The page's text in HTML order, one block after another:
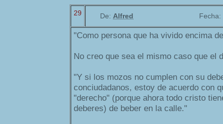
29 De: Alfred Fecha:
"Como persona que ha vivido encima
No creo que sea el mismo caso que el
"Y si los mozos no cumplen con su
conciudadanos, estoy de acuerdo con
"derecho" (porque ahora todo cristo
deberes) de beber en la calle."